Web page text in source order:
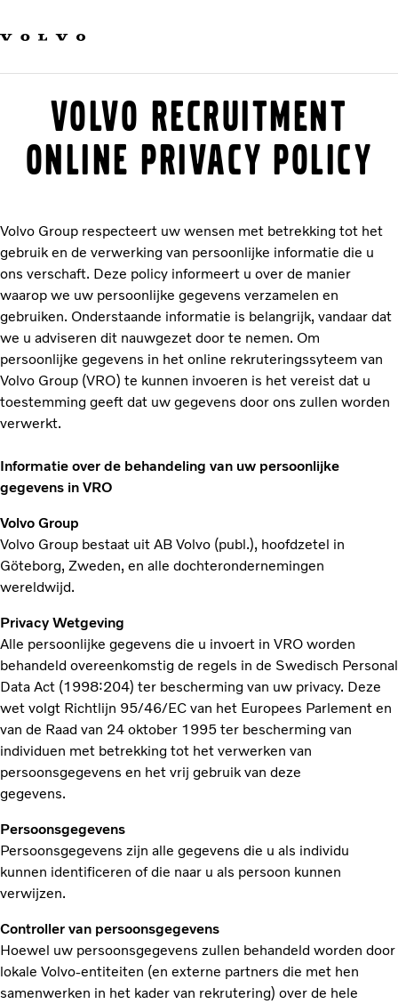
Sustainable Transportation
Careers
Investors
News & Media
Suppliers
Volvo Recruitment
Online privacy policy
Volvo Group respecteert uw wensen met betrekking tot het
gebruik en de verwerking van persoonlijke informatie die u
ons verschaft. Deze policy informeert u over de manier
waarop we uw persoonlijke gegevens verzamelen en
gebruiken. Onderstaande informatie is belangrijk, vandaar dat
we u adviseren dit nauwgezet door te nemen. Om
persoonlijke gegevens in het online rekruteringssyteem van
Volvo Group (VRO) te kunnen invoeren is het vereist dat u
toestemming geeft dat uw gegevens door ons zullen worden
verwerkt.
Informatie over de behandeling van uw persoonlijke
gegevens in VRO
Volvo Group
Volvo Group bestaat uit AB Volvo (publ.), hoofdzetel in
Göteborg, Zweden, en alle dochterondernemingen
wereldwijd.
Privacy Wetgeving
Alle persoonlijke gegevens die u invoert in VRO worden
behandeld overeenkomstig de regels in de Swedisch Personal
Data Act (1998:204) ter bescherming van uw privacy. Deze
wet volgt Richtlijn 95/46/EC van het Europees Parlement en
van de Raad van 24 oktober 1995 ter bescherming van
individuen met betrekking tot het verwerken van
persoonsgegevens en het vrij gebruik van deze
gegevens.
Persoonsgegevens
Persoonsgegevens zijn alle gegevens die u als individu
kunnen identificeren of die naar u als persoon kunnen
verwijzen.
Controller van persoonsgegevens
Hoewel uw persoonsgegevens zullen behandeld worden door
lokale Volvo-entiteiten (en externe partners die met hen
samenwerken in het kader van rekrutering) over de hele